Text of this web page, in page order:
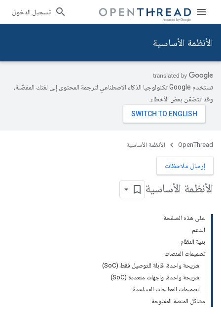
تسجيل الدخول
الأنظمة الأساسية
تستخدم Google تكنولوجيا الذكاء الاصطناعي لترجمة المحتوى إلى لغتك المفضّلة،
وقد تتضمّن بعض الأخطاء.
OpenThread الأنظمة الأساسية
إرسال ملاحظات
الأنظمة الأساسية
على هذه الصفحة
الدعم
بنية النظام
تصميمات المنصات
شريحة واحدة، قابلة للتوصيل فقط (SoC)
شريحة واحدة، واجهات متعددة (SoC)
تصميمات المعالجات المساعدة
مشاكل المنصة المفتوحة